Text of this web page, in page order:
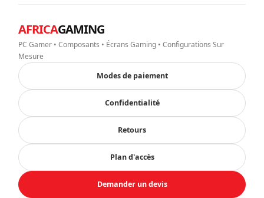
AFRICAGAMING
PC Gamer • Composants • Écrans Gaming • Configurations Sur
Mesure
Modes de paiement
Confidentialité
Retours
Plan d'accès
Demander un devis